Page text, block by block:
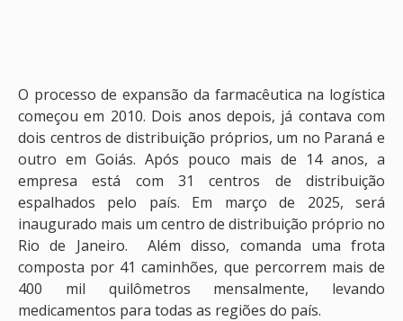
O processo de expansão da farmacêutica na logística
começou em 2010. Dois anos depois, já contava com
dois centros de distribuição próprios, um no Paraná e
outro em Goiás. Após pouco mais de 14 anos, a
empresa está com 31 centros de distribuição
espalhados pelo país. Em março de 2025, será
inaugurado mais um centro de distribuição próprio no
Rio de Janeiro. Além disso, comanda uma frota
composta por 41 caminhões, que percorrem mais de
400 mil quilômetros mensalmente, levando
medicamentos para todas as regiões do país.